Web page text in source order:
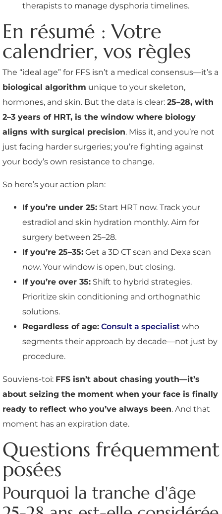
therapists to manage dysphoria timelines.
En résumé : Votre
calendrier, vos règles
The “ideal age” for FFS isn’t a medical consensus—it’s a
biological algorithm unique to your skeleton,
hormones, and skin. But the data is clear: 25–28, with
2–3 years of HRT, is the window where biology
aligns with surgical precision. Miss it, and you’re not
just facing harder surgeries; you’re fighting against
your body’s own resistance to change.
So here’s your action plan:
If you’re under 25: Start HRT now. Track your
estradiol and skin hydration monthly. Aim for
surgery between 25–28.
If you’re 25–35: Get a 3D CT scan and Dexa scan
now. Your window is open, but closing.
If you’re over 35: Shift to hybrid strategies.
Prioritize skin conditioning and orthognathic
solutions.
Regardless of age: Consult a specialist who
segments their approach by decade—not just by
procedure.
Souviens-toi: FFS isn’t about chasing youth—it’s
about seizing the moment when your face is finally
ready to reflect who you’ve always been. And that
moment has an expiration date.
Questions fréquemment
posées
Pourquoi la tranche d'âge